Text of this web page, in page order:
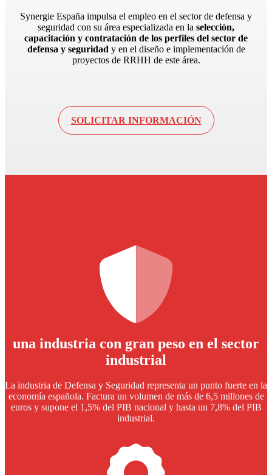
Synergie España impulsa el empleo en el sector de defensa y
seguridad con su área especializada en la selección,
capacitación y contratación de los perfiles del sector de
defensa y seguridad y en el diseño e implementación de
proyectos de RRHH de este área.
SOLICITAR INFORMACIÓN
una industria con gran peso en el sector
industrial
La industria de Defensa y Seguridad representa un punto fuerte en la
economía española. Factura un volumen de más de 6,5 millones de
euros y supone el 1,5% del PIB nacional y hasta un 7,8% del PIB
industrial.